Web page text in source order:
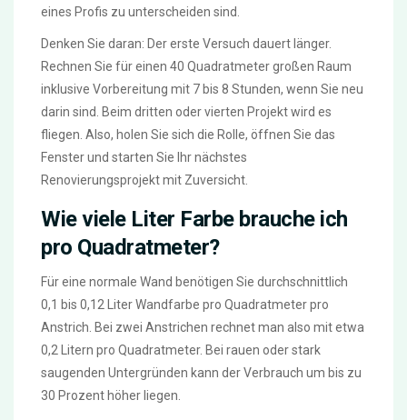
eines Profis zu unterscheiden sind.
Denken Sie daran: Der erste Versuch dauert länger.
Rechnen Sie für einen 40 Quadratmeter großen Raum
inklusive Vorbereitung mit 7 bis 8 Stunden, wenn Sie neu
darin sind. Beim dritten oder vierten Projekt wird es
fliegen. Also, holen Sie sich die Rolle, öffnen Sie das
Fenster und starten Sie Ihr nächstes
Renovierungsprojekt mit Zuversicht.
Wie viele Liter Farbe brauche ich
pro Quadratmeter?
Für eine normale Wand benötigen Sie durchschnittlich
0,1 bis 0,12 Liter Wandfarbe pro Quadratmeter pro
Anstrich. Bei zwei Anstrichen rechnet man also mit etwa
0,2 Litern pro Quadratmeter. Bei rauen oder stark
saugenden Untergründen kann der Verbrauch um bis zu
30 Prozent höher liegen.